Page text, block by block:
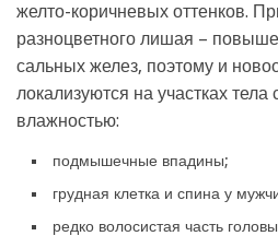
желто-коричневых оттенков.
разноцветного лишая –
сальных желез, поэтому и
локализуются на участках
влажностью:
подмышечные впадины;
грудная клетка и спина у
редко волосистая часть